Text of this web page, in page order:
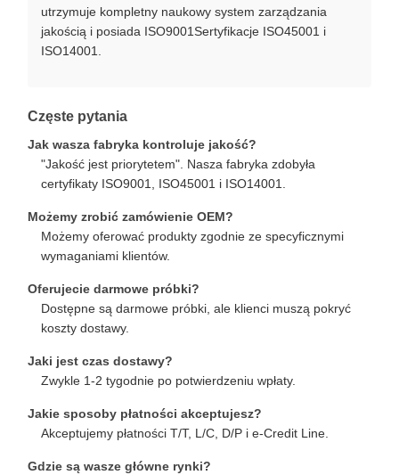
utrzymuje kompletny naukowy system zarządzania
jakością i posiada ISO9001Sertyfikacje ISO45001 i
ISO14001.
Częste pytania
Jak wasza fabryka kontroluje jakość?
"Jakość jest priorytetem". Nasza fabryka zdobyła
certyfikaty ISO9001, ISO45001 i ISO14001.
Możemy zrobić zamówienie OEM?
Możemy oferować produkty zgodnie ze specyficznymi
wymaganiami klientów.
Oferujecie darmowe próbki?
Dostępne są darmowe próbki, ale klienci muszą pokryć
koszty dostawy.
Jaki jest czas dostawy?
Zwykle 1-2 tygodnie po potwierdzeniu wpłaty.
Jakie sposoby płatności akceptujesz?
Akceptujemy płatności T/T, L/C, D/P i e-Credit Line.
Gdzie są wasze główne rynki?